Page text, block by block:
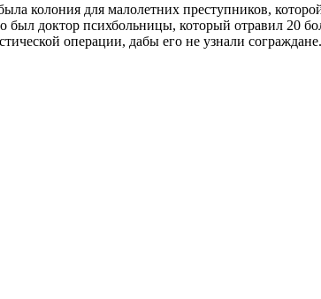
колония для малолетних преступников,
доктор психбольницы, который отравил 20
операции, дабы его не узнали